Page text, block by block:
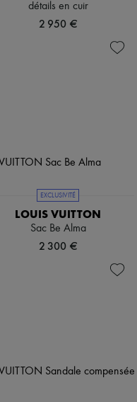
détails en cuir
2 950 €
EXCLUSIVITÉ
LOUIS VUITTON
Sac Be Alma
2 300 €